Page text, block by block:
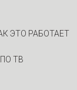
ЭТО РАБОТАЕТ
ТВ